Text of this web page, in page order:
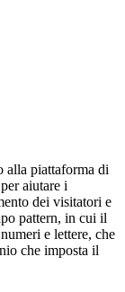
alla piattaforma di
aiutare i
dei visitatori e
pattern, in cui il
e lettere, che
che imposta il